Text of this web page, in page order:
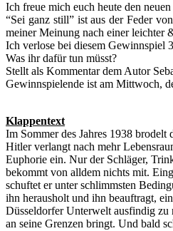
Ich freue mich euch heute den
“Sei ganz still” ist aus der Feder
meiner Meinung nach einer leichter
Ich verlose bei diesem Gewinnspiel
Was ihr dafür tun müsst?
Stellt als Kommentar dem Autor
Gewinnspielende ist am Mittwoch,
Klappentext
Im Sommer des Jahres 1938
Hitler verlangt nach mehr
Euphorie ein. Nur der Schläger,
bekommt von alldem nichts mit.
schuftet er unter schlimmsten
ihn herausholt und ihn beauftragt,
Düsseldorfer Unterwelt ausfindig zu
an seine Grenzen bringt. Und bald